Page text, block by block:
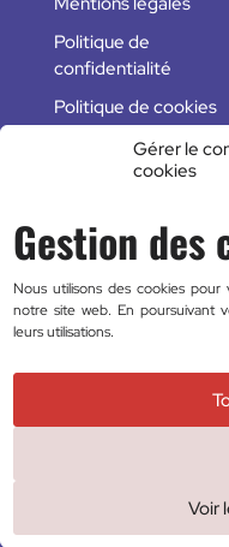
Gérer le
cookies
Gestion des
Nous utilisons des cookies
notre site web. En poursuivant
leurs utilisations.
Voir
Politique de
confidentialité
Politique de cookies
(UE)
Plan du site
Des questions ?
Formulaire de contact
FAQ
Fravec © 2018 -